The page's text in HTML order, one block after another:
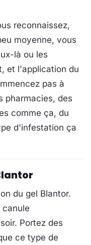
reconnaissez,
moyenne, vous
là ou les
et l'application du
pas à
pharmacies, des
comme ça, du
d'infestation ça
du gel Blantor.
Portez des
ce type de